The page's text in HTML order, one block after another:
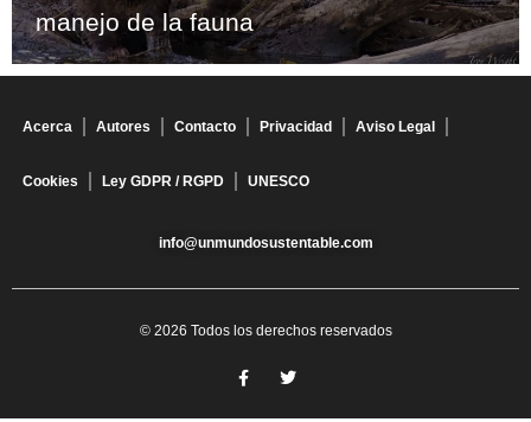
manejo de la fauna
Acerca Autores Contacto Privacidad Aviso Legal
Cookies Ley GDPR / RGPD UNESCO
info@unmundosustentable.com
© 2026 Todos los derechos reservados